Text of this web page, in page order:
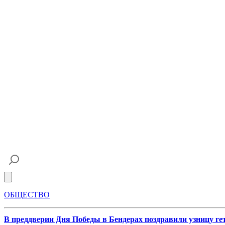
ОБЩЕСТВО
В преддверии Дня Победы в Бендерах поздравили узницу